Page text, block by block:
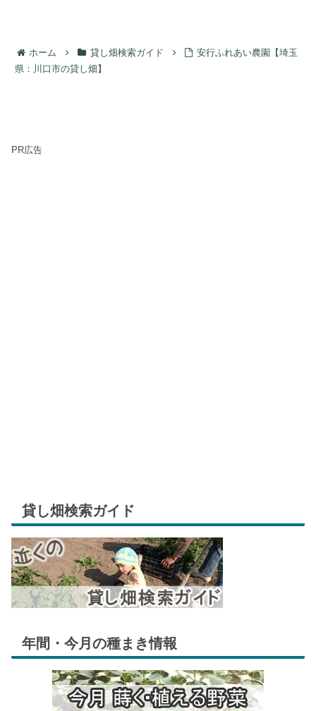
ホーム 貸し畑検索ガイド
安行ふれあい農園【埼玉
県：川口市の貸し畑】
PR広告
貸し畑検索ガイド
年間・今月の種まき情報